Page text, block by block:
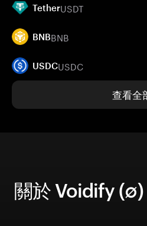
TetherUSDT
BNBBNB
USDCUSDC
查看全
關於 Voidify (∅)